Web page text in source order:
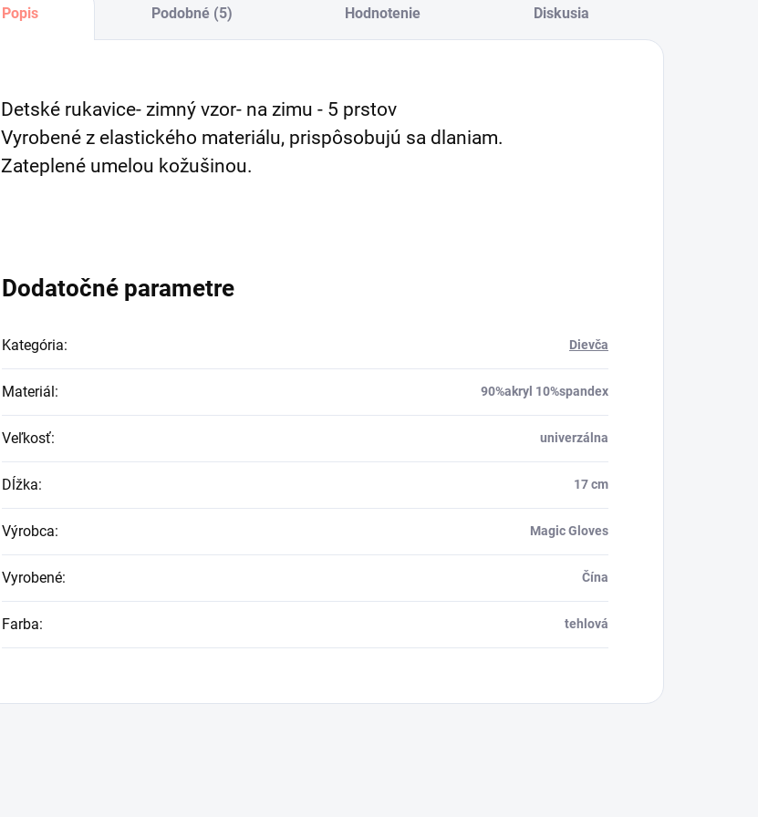
Popis Podobné (5) Hodnotenie Diskusia
Detské rukavice- zimný vzor- na zimu - 5 prstov
Vyrobené z elastického materiálu, prispôsobujú sa dlaniam.
Zateplené umelou kožušinou.
Dodatočné parametre
Kategória: Dievča
Materiál: 90%akryl 10%spandex
Veľkosť: univerzálna
Dĺžka: 17 cm
Výrobca: Magic Gloves
Vyrobené: Čína
Farba: tehlová